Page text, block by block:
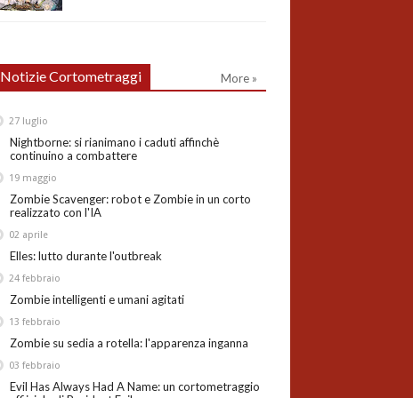
Notizie Cortometraggi More »
Nightborne: si rianimano i caduti affinchè
continuino a combattere
27 luglio
Zombie Scavenger: robot e Zombie in un corto
realizzato con l'IA
19 maggio
Elles: lutto durante l'outbreak
02 aprile
Zombie intelligenti e umani agitati
24 febbraio
Zombie su sedia a rotella: l'apparenza inganna
13 febbraio
Evil Has Always Had A Name: un cortometraggio
03 febbraio